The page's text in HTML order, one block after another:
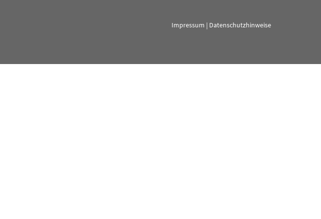
Impressum | Datenschutzhinweise